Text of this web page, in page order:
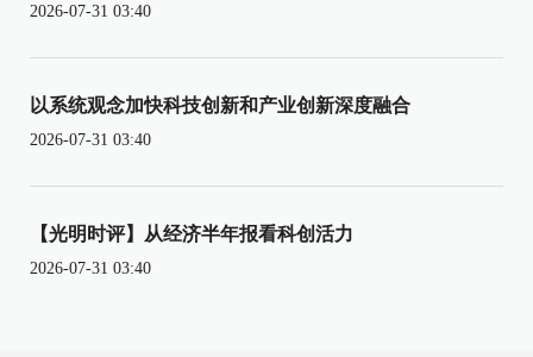
2026-07-31 03:40
以系统观念加快科技创新和产业创新深度融合
2026-07-31 03:40
【光明时评】从经济半年报看科创活力
2026-07-31 03:40